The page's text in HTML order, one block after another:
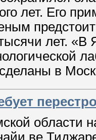
лет. Его
лет. «В
в
области
ве